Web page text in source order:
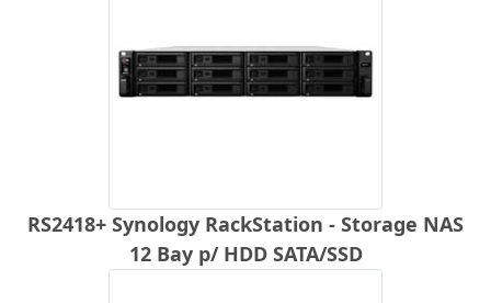
RS2418+ Synology RackStation - Storage NAS
12 Bay p/ HDD SATA/SSD